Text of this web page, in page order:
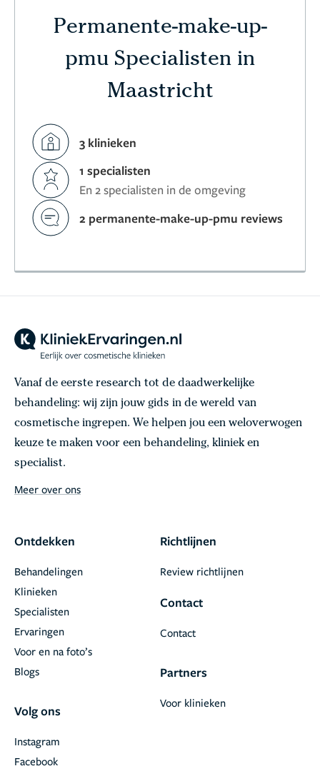
Permanente-make-up-
pmu Specialisten in
Maastricht
3 klinieken
1 specialisten
En 2 specialisten in de omgeving
2 permanente-make-up-pmu reviews
Vanaf de eerste research tot de daadwerkelijke
behandeling: wij zijn jouw gids in de wereld van
cosmetische ingrepen. We helpen jou een weloverwogen
keuze te maken voor een behandeling, kliniek en
specialist.
Meer over ons
Ontdekken
Behandelingen
Klinieken
Specialisten
Ervaringen
Voor en na foto’s
Blogs
Volg ons
Facebook
Instagram
Richtlijnen
Review richtlijnen
Contact
Contact
Partners
Voor klinieken